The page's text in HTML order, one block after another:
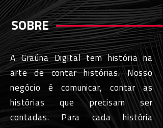
SOBRE
A Graúna Digital tem história na
arte de contar histórias. Nosso
negócio é comunicar, contar as
histórias que precisam ser
contadas. Para cada história